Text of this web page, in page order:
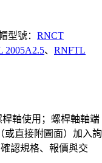
型號： RNCT
2005A2.5、 RNFTL
軸使用；螺桿軸軸端
或直接附圖面）加入詢
認規格、報價與交